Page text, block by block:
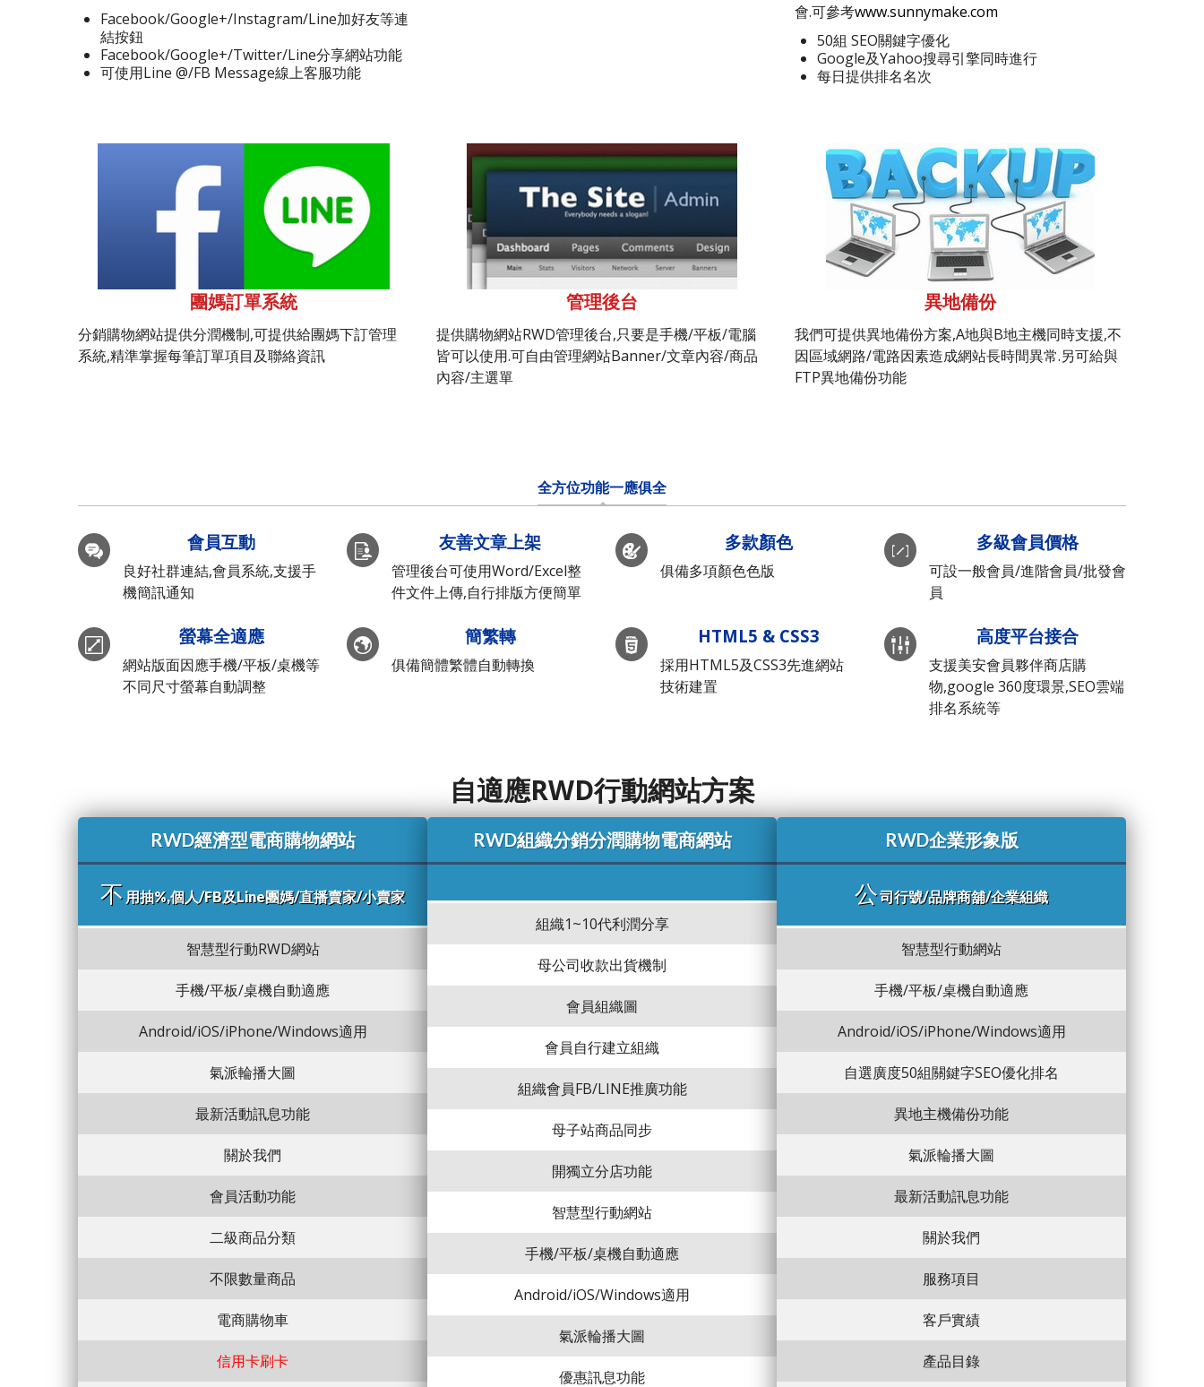
Facebook/Google+/Instagram/Line加好友等連
結按鈕
Facebook/Google+/Twitter/Line分享網站功能
可使用Line @/FB Message線上客服功能
會.可參考www.sunnymake.com
50組 SEO關鍵字優化
Google及Yahoo搜尋引擎同時進行
每日提供排名名次
團媽訂單系統
分銷購物網站提供分潤機制,可提供給團媽下訂管理
系統,精準掌握每筆訂單項目及聯絡資訊
管理後台
提供購物網站RWD管理後台,只要是手機/平板/電腦
皆可以使用.可自由管理網站Banner/文章內容/商品
內容/主選單
異地備份
我們可提供異地備份方案,A地與B地主機同時支援,不
因區域網路/電路因素造成網站長時間異常.另可給與
FTP異地備份功能
全方位功能一應俱全
會員互動
良好社群連結,會員系統,支援手
機簡訊通知
螢幕全適應
網站版面因應手機/平板/桌機等
不同尺寸螢幕自動調整
友善文章上架
管理後台可使用Word/Excel整
件文件上傳,自行排版方便簡單
簡繁轉
俱備簡體繁體自動轉換
多款顏色
俱備多項顏色色版
HTML5 & CSS3
採用HTML5及CSS3先進網站
技術建置
多級會員價格
可設一般會員/進階會員/批發會
員
高度平台接合
支援美安會員夥伴商店購
物,google 360度環景,SEO雲端
排名系統等
自適應RWD行動網站方案
RWD經濟型電商購物網站
不 用抽%,個人/FB及Line團媽/直播賣家/小賣家
智慧型行動RWD網站
手機/平板/桌機自動適應
Android/iOS/iPhone/Windows適用
氣派輪播大圖
最新活動訊息功能
關於我們
會員活動功能
二級商品分類
不限數量商品
電商購物車
信用卡刷卡
RWD組織分銷分潤購物電商網站
組織1~10代利潤分享
母公司收款出貨機制
會員組織圖
會員自行建立組織
組織會員FB/LINE推廣功能
母子站商品同步
開獨立分店功能
智慧型行動網站
手機/平板/桌機自動適應
Android/iOS/Windows適用
氣派輪播大圖
優惠訊息功能
RWD企業形象版
公司行號/品牌商舖/企業組織
智慧型行動網站
手機/平板/桌機自動適應
Android/iOS/iPhone/Windows適用
自選廣度50組關鍵字SEO優化排名
異地主機備份功能
氣派輪播大圖
最新活動訊息功能
關於我們
服務項目
客戶實績
產品目錄